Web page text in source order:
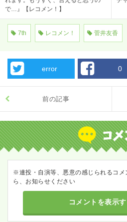
で…』【レコメン！】
7th レコメン！ 菅井友香
error 0
前の記事
※連投・自演等、悪意の感じられるコメ
ら、お知らせください
コメントを表示